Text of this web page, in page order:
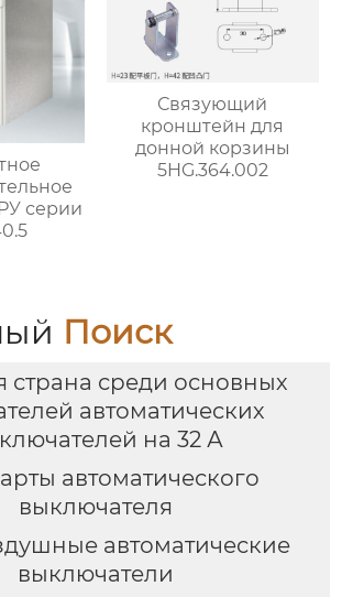
серии
Связующий
кронштейн для
донной корзины
5HG.364.002
Поиск
страна среди основных
автоматических
на 32 А
автоматического
выключателя
автоматические
выключатели